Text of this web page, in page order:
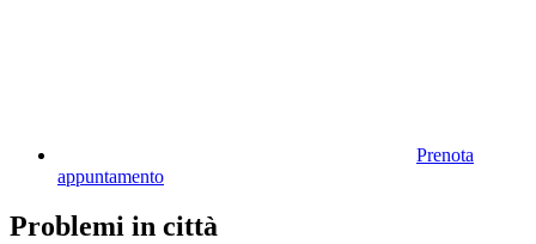
Prenota
appuntamento
Problemi in città